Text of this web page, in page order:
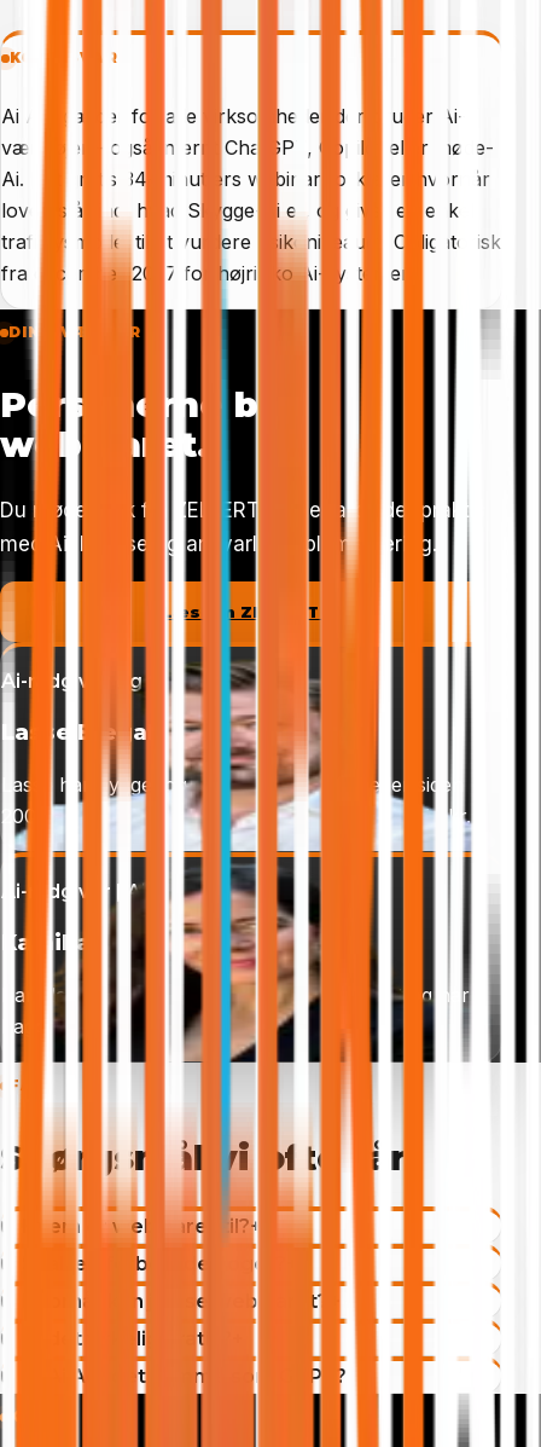
KORT SVAR
Ai Act gælder for alle virksomheder der bruger Ai-
værktøjer - også internt ChatGPT, Copilot eller møde-
Ai. Det gratis 34-minutters webinar forklarer hvornår
loven slår ind, hvad Skygge-Ai er, og giver en enkel
trafiklysmodel til at vurdere risikoniveauet. Obligatorisk
fra december 2027 for højrisiko Ai-systemer.
DINE VÆRTER
Personerne bag
webinaret.
Du møder folk fra ZELLERT Ai, der arbejder praktisk
med Ai, ledelse og ansvarlig implementering.
Læs om ZELLERT Ai
Ai-rådgiver og CEO
Lasse Biegala Siig
Lasse har bygget og drevet 14 virksomheder siden
2009 - med en samlet omsætning på over 100M kr.
Ai-rådgiver | Ai-Act konsulent
Kamilla Grønbech
Kamilla er finansbachelor med Master i skat og har
baggrund fra Skattestyrelsen.
FAQ
Spørgsmål vi ofte får.
Hvem er webinaret til?+
Skal jeg forberede noget?
Hvornår kan jeg se webinaret?
Er det virkelig gratis?
Er Ai Act det samme som GDPR?
KLAR?